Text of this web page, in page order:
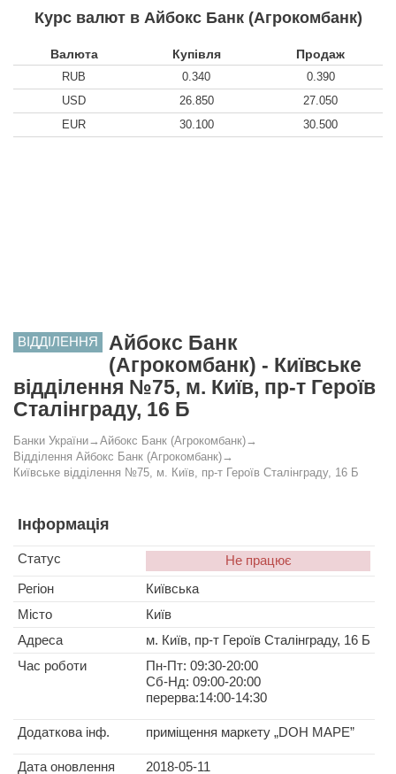
Курс валют в Айбокс Банк (Агрокомбанк)
Валюта Купівля Продаж
RUB 0.340
0.390
USD
26.850
27.050
EUR
30.100 30.500
ВІДДІЛЕННЯ
Айбокс Банк
(Агрокомбанк) - Київське
відділення №75, м. Київ, пр-т Героїв
Сталінграду, 16 Б
Банки України→ Айбокс Банк (Агрокомбанк)→
Відділення Айбокс Банк (Агрокомбанк)→
Київське відділення №75, м. Київ, пр-т Героїв Сталінграду, 16 Б
Інформація
Статус
Не працює
Регіон
Київська
Місто
Київ
Адреса
м. Київ, пр-т Героїв Сталінграду, 16 Б
Час роботи
Пн-Пт: 09:30-20:00
Сб-Нд: 09:00-20:00
перерва:14:00-14:30
Додаткова інф. приміщення маркету „DOH MAPE”
Дата оновлення 2018-05-11